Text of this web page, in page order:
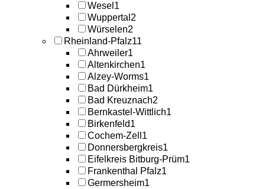
Wesel 1
Wuppertal 2
Würselen2
Rheinland-Pfalz11
Ahrweiler1
Altenkirchen1
Alzey-Worms1
Bad Dürkheim1
Bad Kreuznach2
Bernkastel-Wittlich1
Birkenfeld1
Cochem-Zell 1
Donnersbergkreis1
Eifelkreis Bitburg-Prüm1
Frankenthal Pfalz1
Germersheim1